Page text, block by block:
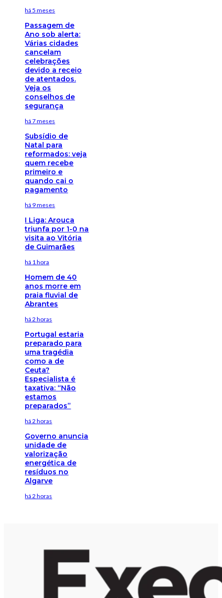
há 5 meses
Passagem de
Ano sob alerta:
Várias cidades
cancelam
celebrações
devido a receio
de atentados.
Veja os
conselhos de
segurança
há 7 meses
Subsídio de
Natal para
reformados: veja
quem recebe
primeiro e
quando cai o
pagamento
há 9 meses
I Liga: Arouca
triunfa por 1-0 na
visita ao Vitória
de Guimarães
há 1 hora
Homem de 40
anos morre em
praia fluvial de
Abrantes
há 2 horas
Portugal estaria
preparado para
uma tragédia
como a de
Ceuta?
Especialista é
taxativa: “Não
estamos
preparados”
há 2 horas
Governo anuncia
unidade de
valorização
energética de
resíduos no
Algarve
há 2 horas